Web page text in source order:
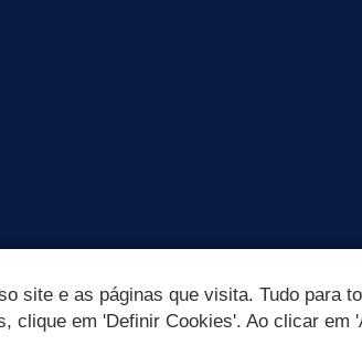
site e as páginas que visita. Tudo para
em 'Definir Cookies'. Ao clicar